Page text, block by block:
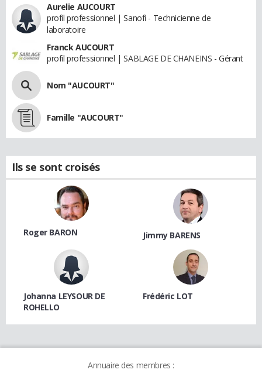
Aurelie AUCOURT
profil professionnel | Sanofi - Technicienne de
laboratoire
Franck AUCOURT
profil professionnel | SABLAGE DE CHANEINS - Gérant
Nom "AUCOURT"
Famille "AUCOURT"
Ils se sont croisés
Roger BARON Jimmy BARENS
Johanna LEYSOUR DE
ROHELLO
Frédéric LOT
Annuaire des membres :